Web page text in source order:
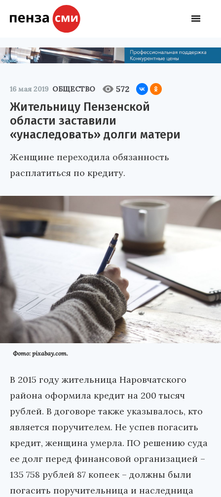
16 мая 2019 ОБЩЕСТВО 572
Жительницу Пензенской
области заставили
«унаследовать» долги матери
Женщине переходила обязанность
расплатиться по кредиту.
Фото: pixabay.com.
В 2015 году жительница Наровчатского
района оформила кредит на 200 тысяч
рублей. В договоре также указывалось, кто
является поручителем. Не успев погасить
кредит, женщина умерла. ПО решению суда
ее долг перед финансовой организацией –
135 758 рублей 87 копеек – должны были
погасить поручительница и наследница